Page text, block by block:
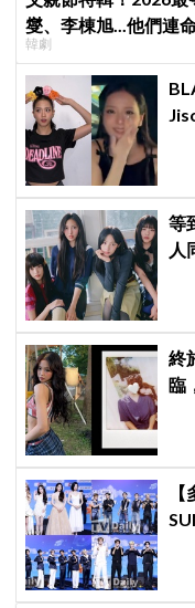
燮、李棟旭...他們連
韓劇
等
人
終
臨